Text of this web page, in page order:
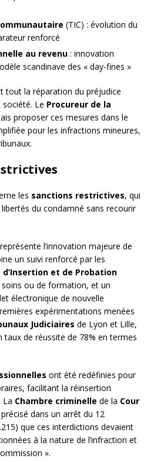
(TIC) : évolution du
renforcé
au revenu : innovation
scandinave des « day-fines »
tout la réparation du préjudice
société. Le Procureur de la
proposer ces mesures dans le
pour les infractions mineures,
les sanctions restrictives, qui
du condamné sans recourir
représente l’innovation majeure de
un suivi renforcé par les
et de Probation
ou de formation, et un
électronique de nouvelle
expérimentations menées
Judiciaires de Lyon et Lille,
de réussite de 78% en termes
ont été redéfinies pour
facilitant la réinsertion
La Chambre criminelle de la Cour
précisé dans un arrêt du 12
que ces interdictions devaient
à la nature de l’infraction et
».